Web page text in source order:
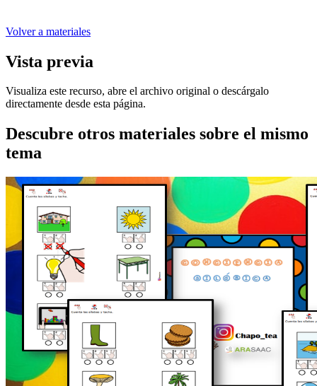
Volver a materiales
Vista previa
Visualiza este recurso, abre el archivo original o descárgalo
directamente desde esta página.
Descubre otros materiales sobre el mismo
tema